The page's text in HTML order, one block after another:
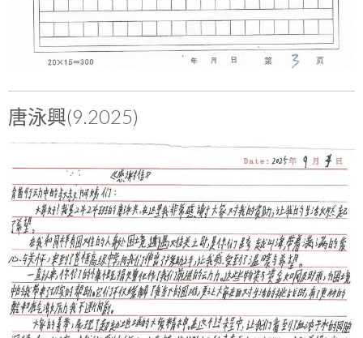
唐泳興(9.2025)